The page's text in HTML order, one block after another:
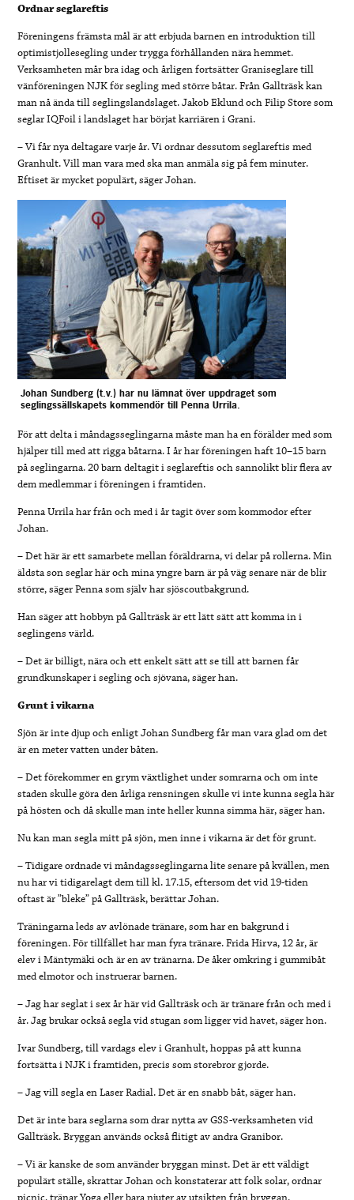
Ordnar seglareftis
Föreningens främsta mål är att erbjuda barnen en introduktion till
optimistjollesegling under trygga förhållanden nära hemmet.
Verksamheten mår bra idag och årligen fortsätter Graniseglare till
vänföreningen NJK för segling med större båtar. Från Gallträsk kan
man nå ända till seglingslandslaget. Jakob Eklund och Filip Store som
seglar IQFoil i landslaget har börjat karriären i Grani.
– Vi får nya deltagare varje år. Vi ordnar dessutom seglareftis med
Granhult. Vill man vara med ska man anmäla sig på fem minuter.
Eftiset är mycket populärt, säger Johan.
Johan Sundberg (t.v.) har nu lämnat över uppdraget som
seglingssällskapets kommendör till Penna Urrila.
För att delta i måndagsseglingarna måste man ha en förälder med som
hjälper till med att rigga båtarna. I år har föreningen haft 10–15 barn
på seglingarna. 20 barn deltagit i seglareftis och sannolikt blir flera av
dem medlemmar i föreningen i framtiden.
Penna Urrila har från och med i år tagit över som kommodor efter
Johan.
– Det här är ett samarbete mellan föräldrarna, vi delar på rollerna. Min
äldsta son seglar här och mina yngre barn är på väg senare när de blir
större, säger Penna som själv har sjöscoutbakgrund.
Han säger att hobbyn på Gallträsk är ett lätt sätt att komma in i
seglingens värld.
– Det är billigt, nära och ett enkelt sätt att se till att barnen får
grundkunskaper i segling och sjövana, säger han.
Grunt i vikarna
Sjön är inte djup och enligt Johan Sundberg får man vara glad om det
är en meter vatten under båten.
– Det förekommer en grym växtlighet under somrarna och om inte
staden skulle göra den årliga rensningen skulle vi inte kunna segla här
på hösten och då skulle man inte heller kunna simma här, säger han.
Nu kan man segla mitt på sjön, men inne i vikarna är det för grunt.
– Tidigare ordnade vi måndagsseglingarna lite senare på kvällen, men
nu har vi tidigarelagt dem till kl. 17.15, eftersom det vid 19-tiden
oftast är ”bleke” på Gallträsk, berättar Johan.
Träningarna leds av avlönade tränare, som har en bakgrund i
föreningen. För tillfället har man fyra tränare. Frida Hirva, 12 år, är
elev i Mäntymäki och är en av tränarna. De åker omkring i gummibåt
med elmotor och instruerar barnen.
– Jag har seglat i sex år här vid Gallträsk och är tränare från och med i
år. Jag brukar också segla vid stugan som ligger vid havet, säger hon.
Ivar Sundberg, till vardags elev i Granhult, hoppas på att kunna
fortsätta i NJK i framtiden, precis som storebror gjorde.
– Jag vill segla en Laser Radial. Det är en snabb båt, säger han.
Det är inte bara seglarna som drar nytta av GSS-verksamheten vid
Gallträsk. Bryggan används också flitigt av andra Granibor.
– Vi är kanske de som använder bryggan minst. Det är ett väldigt
populärt ställe, skrattar Johan och konstaterar att folk solar, ordnar